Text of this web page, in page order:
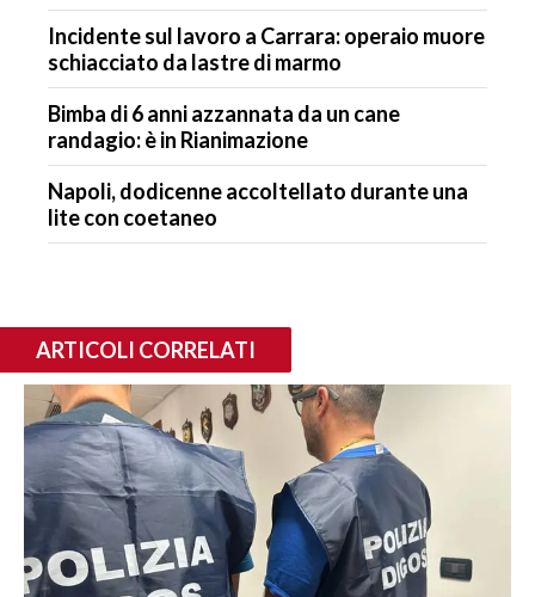
Incidente sul lavoro a Carrara: operaio muore
schiacciato da lastre di marmo
Bimba di 6 anni azzannata da un cane
randagio: è in Rianimazione
Napoli, dodicenne accoltellato durante una
lite con coetaneo
ARTICOLI CORRELATI